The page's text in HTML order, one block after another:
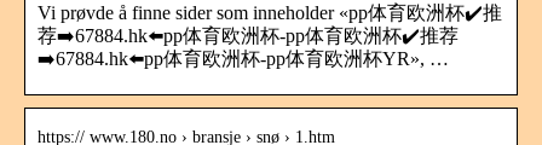
Vi prøvde å finne sider som inneholder «pp体育欧洲杯✔️推
荐➡️67884.hk⬅️pp体育欧洲杯-pp体育欧洲杯✔️推荐
➡️67884.hk⬅️pp体育欧洲杯-pp体育欧洲杯YR», …
https:// www.180.no › bransje › snø › 1.htm